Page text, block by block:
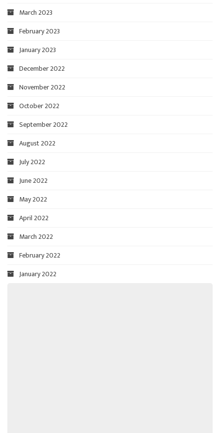
March 2023
February 2023
January 2023
December 2022
November 2022
October 2022
September 2022
August 2022
July 2022
June 2022
May 2022
April 2022
March 2022
February 2022
January 2022